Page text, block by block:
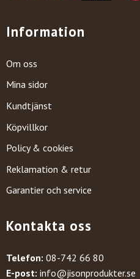
Information
Om oss
Mina sidor
Kundtjänst
Köpvillkor
Policy & cookies
Reklamation & retur
Garantier och service
Kontakta oss
Telefon: 08-742 66 80
E-post: info@jisonprodukter.se